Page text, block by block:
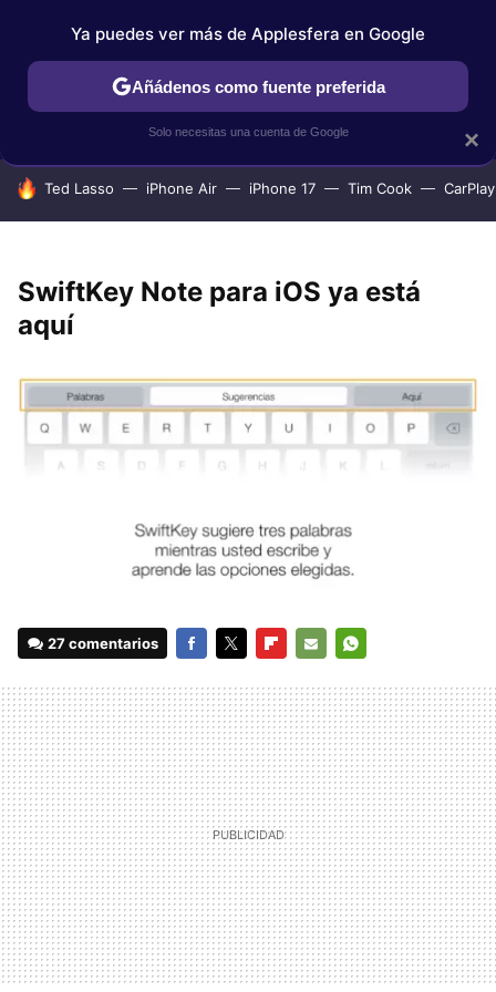
IPHONE TUTORIALES APPLESFERA SELECCIÓN
HOY SE HABLA DE
Ted Lasso iPhone Air iPhone 17 Tim Cook CarPlay
SwiftKey Note para iOS ya está
aquí
27 comentarios
MAIL
×
Ya puedes ver más de Applesfera en Google
Añádenos como fuente preferida
Solo necesitas una cuenta de Google